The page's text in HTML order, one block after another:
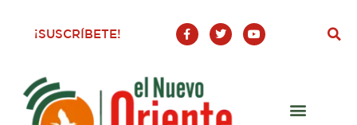
¡SUSCRÍBETE!
F
a
c
o
o
-
T
w
i
Y
o
u